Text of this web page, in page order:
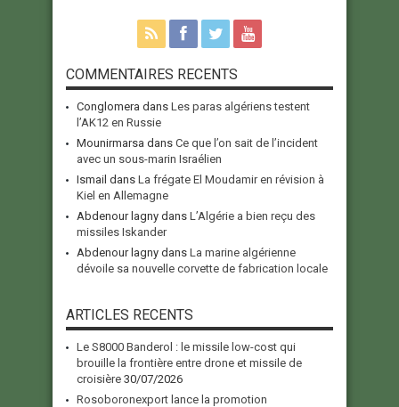
COMMENTAIRES RECENTS
Conglomera dans Les paras algériens testent
l’AK12 en Russie
Mounirmarsa dans Ce que l’on sait de l’incident
avec un sous-marin Israélien
Ismail dans La frégate El Moudamir en révision à
Kiel en Allemagne
Abdenour lagny dans L’Algérie a bien reçu des
missiles Iskander
Abdenour lagny dans La marine algérienne
dévoile sa nouvelle corvette de fabrication locale
ARTICLES RECENTS
Le S8000 Banderol : le missile low-cost qui
brouille la frontière entre drone et missile de
croisière 30/07/2026
Rosoboronexport lance la promotion